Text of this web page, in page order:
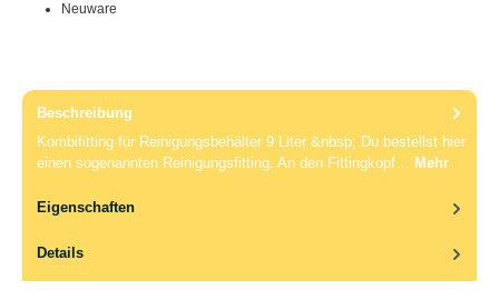
Neuware
Beschreibung
Kombifitting für Reinigungsbehälter 9 Liter &nbsp; Du bestellst hier
einen sogenannten Reinigungsfitting. An den Fittingkopf… Mehr
Eigenschaften
Details